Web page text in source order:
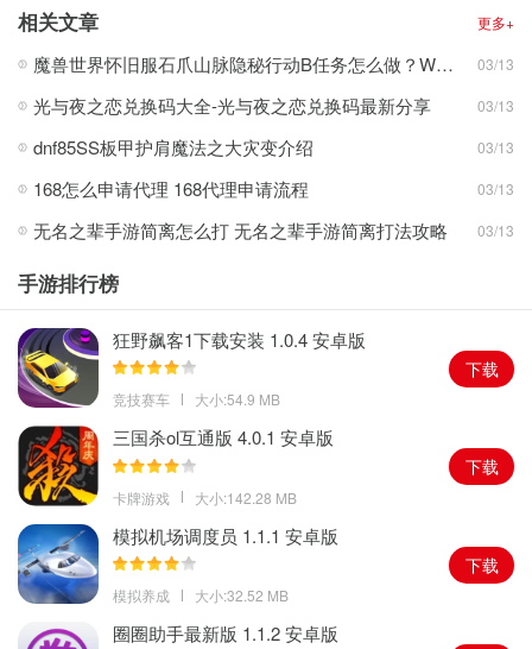
2。这个游戏的关卡设置很有创意，难度也在逐渐增加。为了通过测
3。游戏很简单。玩家可以根据自己的想法将所有东西放在自己的
置上。
游戏性
1。因为这款游戏的难度很高，而且每一关都需要不同的战术和技
2。这个游戏的难度很高。如果你想顺利地将物品移动到正确的位
置，你必须使用你的观察能力和判断能力。
3。每一关都要求玩家具有敏锐的洞察力和反应能力，并能够快速准
确地将物品移动到正确的位置。
游戏评测
1。这是一个非常简单的游戏。玩家要在规定时间内将物品移动到指
定地点，每一关都有相应的积分。
2。要整理的东西太多了，每个阶段都会有各种各样的东西。玩家可
以通过这些关卡获得自己想要的东西。
3。游戏中有很多设定。我们再来看看。每个物品都有自己的放置位
置，以便用户可以进行更多的计划和设计。
相关文章 更多+
魔兽世界怀旧服石爪山脉隐秘行动B任务怎么做？WOW怀旧服风险投资公司函件在哪儿？ 03/13
光与夜之恋兑换码大全-光与夜之恋兑换码最新分享 03/13
dnf85SS板甲护肩魔法之大灾变介绍 03/13
168怎么申请代理 168代理申请流程 03/13
无名之辈手游简离怎么打 无名之辈手游简离打法攻略 03/13
手游排行榜
狂野飙客1下载安装 1.0.4 安卓版
竞技赛车 大小:54.9 MB
下载
三国杀ol互通版 4.0.1 安卓版
卡牌游戏 大小:142.28 MB
下载
模拟机场调度员 1.1.1 安卓版
模拟养成 大小:32.52 MB
下载
圈圈助手最新版 1.1.2 安卓版